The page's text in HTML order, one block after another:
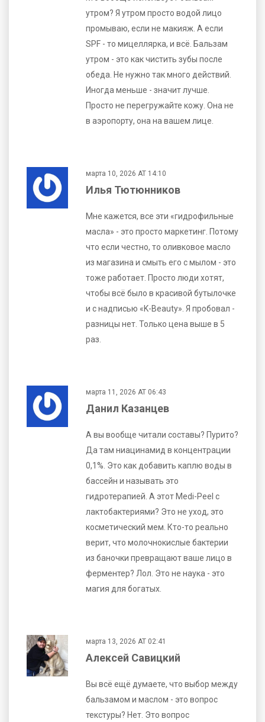
утром? Я утром просто водой лицо
промываю, если не макияж. А если
SPF - то мицеллярка, и всё. Бальзам
утром - это как чистить зубы после
обеда. Не нужно так много действий.
Иногда меньше - значит лучше.
Просто не перегружайте кожу. Она не
в аэропорту, она на вашем лице.
марта 10, 2026 AT 14:10
Илья Тютюнников
Мне кажется, все эти «гидрофильные
масла» - это просто маркетинг. Потому
что если честно, то оливковое масло
из магазина и смыть его с мылом - это
тоже работает. Просто люди хотят,
чтобы всё было в красивой бутылочке
и с надписью «K-Beauty». Я пробовал -
разницы нет. Только цена выше в 5
раз.
марта 11, 2026 AT 06:43
Данил Казанцев
А вы вообще читали составы? Пурито?
Да там ниацинамид в концентрации
0,1%. Это как добавить каплю воды в
бассейн и называть это
гидротерапией. А этот Medi-Peel с
лактобактериями? Это не уход, это
косметический мем. Кто-то реально
верит, что молочнокислые бактерии
из баночки превращают ваше лицо в
ферментер? Лол. Это не наука - это
магия для богатых.
марта 13, 2026 AT 02:41
Алексей Савицкий
Вы всё ещё думаете, что выбор между
бальзамом и маслом - это вопрос
текстуры? Нет. Это вопрос